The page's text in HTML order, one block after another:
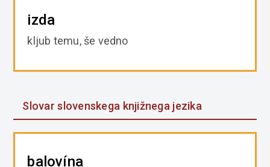
izda
kljub temu, še vedno
Slovar slovenskega knjižnega jezika
balovína